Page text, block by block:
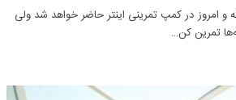
و امروز در کمپ تمرینی اینتر حاضر خواهد شد ولی